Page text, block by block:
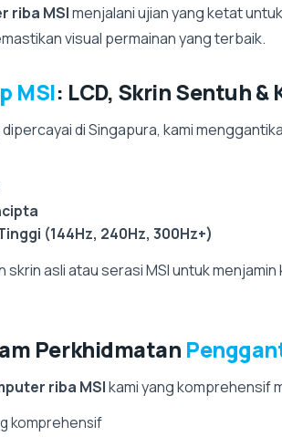
riba MSImenjalani ujian yang ketat
visual permainan yang terbaik.
MSI: LCD, Skrin Sentuh
di Singapura, kami
(144Hz, 240Hz, 300Hz+)
asli atau serasi MSI untuk
Perkhidmatan
riba MSIkami yang komprehensif
komprehensif